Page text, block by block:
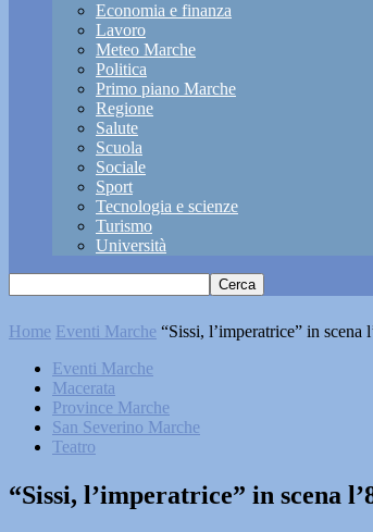
Economia e finanza
Lavoro
Meteo Marche
Politica
Primo piano Marche
Regione
Salute
Scuola
Sociale
Sport
Tecnologia e scienze
Turismo
Università
Home Eventi Marche “Sissi, l’imperatrice” in scena
Eventi Marche
Macerata
Province Marche
San Severino Marche
Teatro
“Sissi, l’imperatrice” in scena